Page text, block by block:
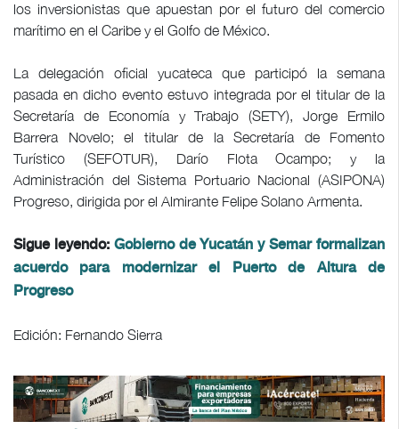
los inversionistas que apuestan por el futuro del comercio
marítimo en el Caribe y el Golfo de México.
La delegación oficial yucateca que participó la semana
pasada en dicho evento estuvo integrada por el titular de la
Secretaría de Economía y Trabajo (SETY), Jorge Ermilo
Barrera Novelo; el titular de la Secretaría de Fomento
Turístico (SEFOTUR), Darío Flota Ocampo; y la
Administración del Sistema Portuario Nacional (ASIPONA)
Progreso, dirigida por el Almirante Felipe Solano Armenta.
Sigue leyendo: Gobierno de Yucatán y Semar formalizan
acuerdo para modernizar el Puerto de Altura de
Progreso
Edición: Fernando Sierra